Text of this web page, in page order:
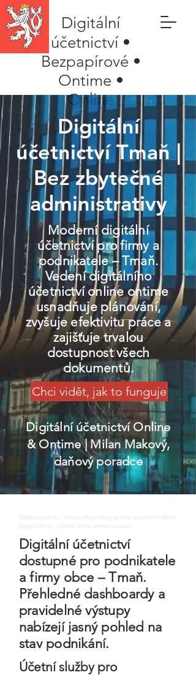
Digitální
účetnictví •
Bezpapírové •
Ontime •
Online
Digitální
účetnictví Tmaň |
Bez zbytečné
administrativy
Moderní digitální
účetnictví pro firmy a
podnikatele – Tmaň.
Vedení digitálního
účetnictví online ontime
usnadňuje plánování,
zvyšuje efektivitu práce a
zajišťuje trvalou
dostupnost všech
dokumentů.
Chci vidět, jak to funguje
Digitální účetnictví Online
& Ontime| Milan Makový,
daňový poradce
digitalni uctnictvi, online uctnictvi, bezpapirove uctnictvi, moderni
digitalni firma, uctarna online, ontime uctovani
Digitální účetnictví
dostupné pro podnikatele
a firmy obce – Tmaň.
Přehledné dashboardy a
pravidelné výstupy
nabízejí jasný pohled na
stav podnikání.
Účetní služby pro